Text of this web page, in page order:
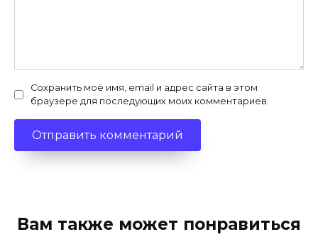
Сохранить моё имя, email и адрес сайта в этом
браузере для последующих моих комментариев.
Вам также может понравиться